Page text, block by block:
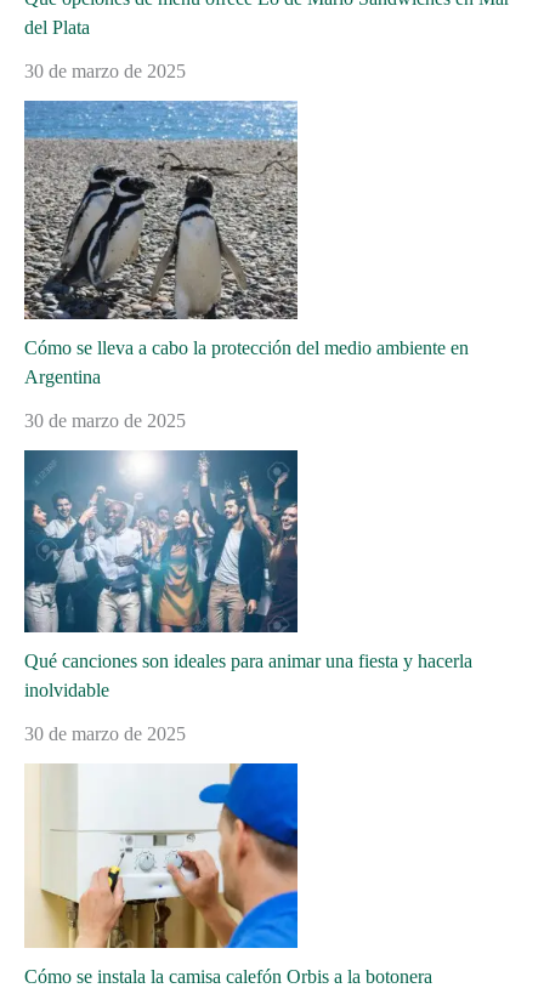
del Plata
30 de marzo de 2025
Cómo se lleva a cabo la protección del medio ambiente en
Argentina
30 de marzo de 2025
Qué canciones son ideales para animar una fiesta y hacerla
inolvidable
30 de marzo de 2025
Cómo se instala la camisa calefón Orbis a la botonera